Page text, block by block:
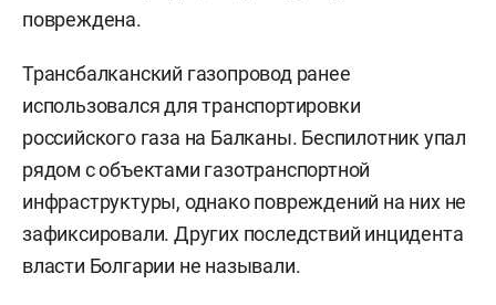
повреждена.
Трансбалканский газопровод ранее
использовался для транспортировки
российского газа на Балканы. Беспилотник упал
рядом с объектами газотранспортной
инфраструктуры, однако повреждений на них не
зафиксировали. Других последствий инцидента
власти Болгарии не называли.